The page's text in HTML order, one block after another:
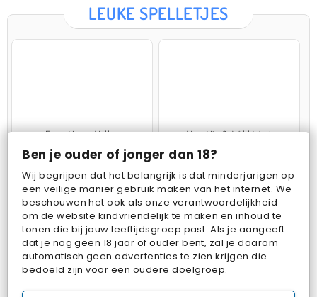
Ben je ouder of jonger dan 18?
Wij begrijpen dat het belangrijk is dat minderjarigen op
een veilige manier gebruik maken van het internet. We
beschouwen het ook als onze verantwoordelijkheid
om de website kindvriendelijk te maken en inhoud te
tonen die bij jouw leeftijdsgroep past. Als je aangeeft
dat je nog geen 18 jaar of ouder bent, zal je daarom
automatisch geen advertenties te zien krijgen die
bedoeld zijn voor een oudere doelgroep.
LEUKE SPELLETJES
Farm Merge Valley VegaMix 2: Wild West
Pop Fruit Bubbits